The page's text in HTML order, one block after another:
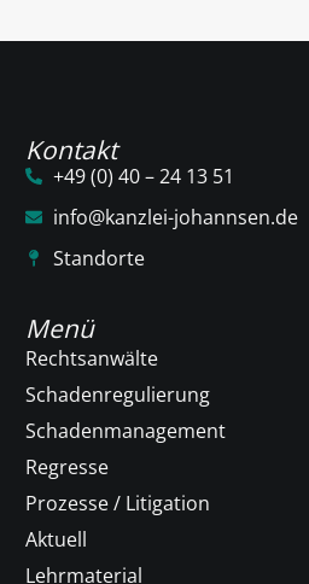
Kontakt
+49 (0) 40 – 24 13 51
info@kanzlei-johannsen.de
Standorte
Menü
Rechtsanwälte
Schadenregulierung
Schadenmanagement
Regresse
Prozesse / Litigation
Aktuell
Lehrmaterial